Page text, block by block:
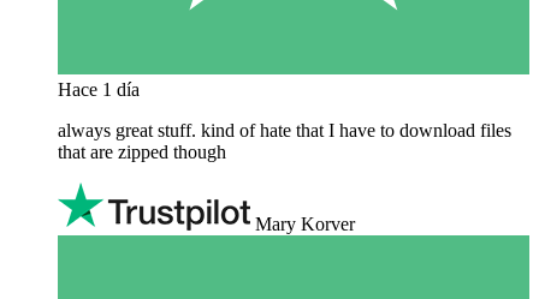
Hace 1 día
always great stuff. kind of hate that I have to download files
that are zipped though
Mary Korver